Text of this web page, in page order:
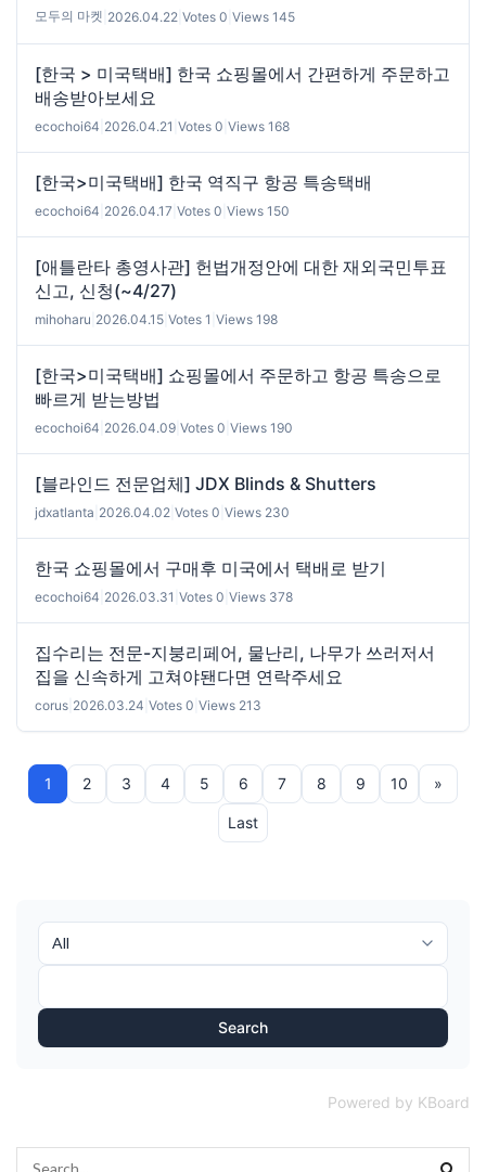
모두의 마켓 2026.04.22 Votes 0 Views 145
[한국 > 미국택배] 한국 쇼핑몰에서 간편하게 주문하고
배송받아보세요
ecochoi64 2026.04.21 Votes 0 Views 168
[한국>미국택배] 한국 역직구 항공 특송택배
ecochoi64 2026.04.17 Votes 0 Views 150
[애틀란타 총영사관] 헌법개정안에 대한 재외국민투표
신고, 신청(~4/27)
mihoharu 2026.04.15 Votes 1 Views 198
[한국>미국택배] 쇼핑몰에서 주문하고 항공 특송으로
빠르게 받는방법
ecochoi64 2026.04.09 Votes 0 Views 190
[블라인드 전문업체] JDX Blinds & Shutters
jdxatlanta 2026.04.02 Votes 0 Views 230
한국 쇼핑몰에서 구매후 미국에서 택배로 받기
ecochoi64 2026.03.31 Votes 0 Views 378
집수리는 전문-지붕리페어, 물난리, 나무가 쓰러저서
집을 신속하게 고쳐야됀다면 연락주세요
corus 2026.03.24 Votes 0 Views 213
1 2 3 4 5 6 7 8 9 10 »
Last
Search
Powered by KBoard